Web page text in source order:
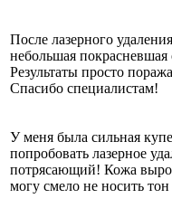
После лазерного
небольшая
Результаты просто
Спасибо специалистам!
У меня была сильная
попробовать лазерное
потрясающий! Кожа
могу смело не носить